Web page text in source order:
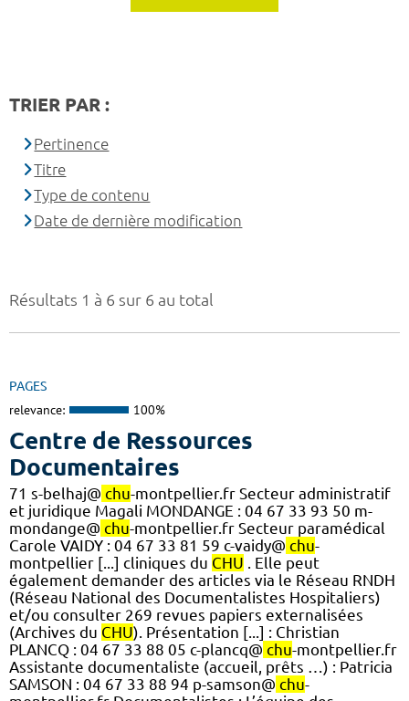
Résultats 1 à 6 sur 6 au total
PAGES
relevance: 100%
Centre de Ressources
Documentaires
71 s-belhaj@ chu-montpellier.fr Secteur administratif
et juridique Magali MONDANGE : 04 67 33 93 50 m-
mondange@ chu-montpellier.fr Secteur paramédical
Carole VAIDY : 04 67 33 81 59 c-vaidy@ chu-
montpellier [...] cliniques du CHU . Elle peut
également demander des articles via le Réseau RNDH
(Réseau National des Documentalistes Hospitaliers)
et/ou consulter 269 revues papiers externalisées
(Archives du CHU). Présentation [...] : Christian
PLANCQ : 04 67 33 88 05 c-plancq@ chu-montpellier.fr
Assistante documentaliste (accueil, prêts …) : Patricia
SAMSON : 04 67 33 88 94 p-samson@ chu-
TRIER PAR :
Pertinence
Titre
Type de contenu
Date de dernière modification